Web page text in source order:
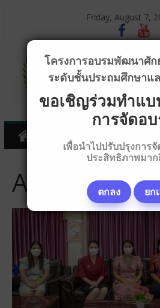
Friday, August 7,
AAAA9015
โครงการอบรมพัฒนาศั
ระดับชั้นประถมศึกษาแ
ขอเชิญร่วมทำแบ
การจัดอ
เพื่อนำไปปรับปรุงการ
ประสิทธิภาพมา
ตกลง ยก